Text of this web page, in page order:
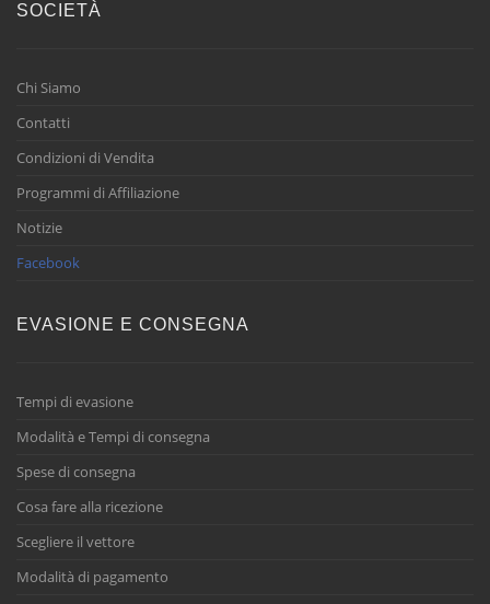
SOCIETÀ
Chi Siamo
Contatti
Condizioni di Vendita
Programmi di Affiliazione
Notizie
Facebook
EVASIONE E CONSEGNA
Tempi di evasione
Modalità e Tempi di consegna
Spese di consegna
Cosa fare alla ricezione
Scegliere il vettore
Modalità di pagamento